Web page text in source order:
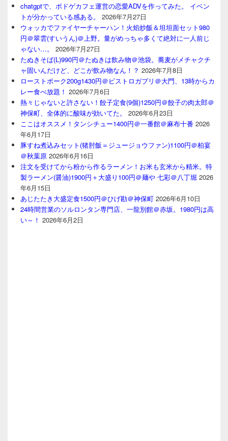
chatgptで、ボドゲカフェ運営の恋愛ADVを作ってみた。 イベン
トが分かっている感ある。
2026年7月27日
ウォッカでファイヤーチャーハン！火焰炒飯＆坦坦面セット980
円＠翠雲(すいうん)＠上野。量がめっちゃ多くて絶対に一人前じ
ゃない…。
2026年7月27日
たぬきそば(L)990円＠たぬきは飲み物＠池袋。蕎麦がメチャクチ
ャ固いんだけど、どこが飲み物なん！？ 2026年7月8日
ローストポーク200g1430円＠ビストロガブリ＠大門、13時からカ
レー食べ放題！ 2026年7月6日
熱々じゃないと許さない！餃子定食(9個)1250円＠餃子の肉太郎＠
神保町、全体的に酸味が効いてた。
2026年6月23日
ここはオススメ！タンシチュー1400円＠一番館＠麻布十番 2026
年6月17日
豚すね煮込みセット(猪肘飯＝ジュージョウファン)1100円＠柏宴
＠秋葉原 2026年6月16日
注文を受けてから粉から作るラーメン！お米も玄米から精米。特
製ラーメン(醤油)1900円＋大盛り100円＠麺や 七彩＠八丁堀 2026
年6月15日
あじたたき大盛定食1500円＠ひげ勘＠神保町 2026年6月10日
24時間営業のソルロンタン専門店、一龍別館＠赤坂。1980円は高
い～！ 2026年6月2日